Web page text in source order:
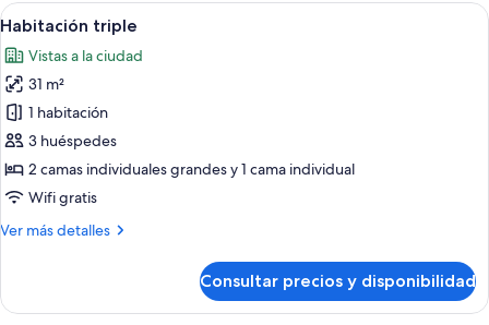
Abrir
todas
las
fotos
de
Habitación
triple
Habitación de hotel con una cama
6
Habitación triple
Vistas a la ciudad
31 m²
1 habitación
3 huéspedes
2 camas individuales grandes y 1 cama individual
Wifi gratis
Ver más detalles
Más
triple
Consultar precios y disponibilidad